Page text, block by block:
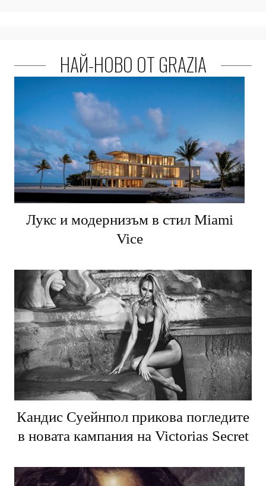
НАЙ-НОВО ОТ GRAZIA
Лукс и модернизъм в стил Miami
Vice
Кандис Суейнпол прикова погледите
в новата кампания на Victorias Secret